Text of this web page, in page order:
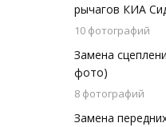
рычагов КИА
10 фотографий
Замена
фото)
8 фотографий
Замена